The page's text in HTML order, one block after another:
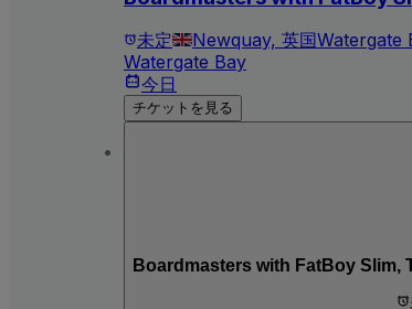
未定 Newquay, 英国Watergate
Watergate Bay
今日
チケットを見る